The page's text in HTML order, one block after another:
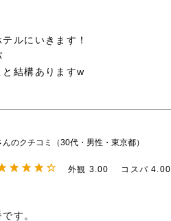
ルにいきます！
結構ありますw
んのクチコミ（30代・男性・東京都）
外観 3.00 コスパ 4.00
す。